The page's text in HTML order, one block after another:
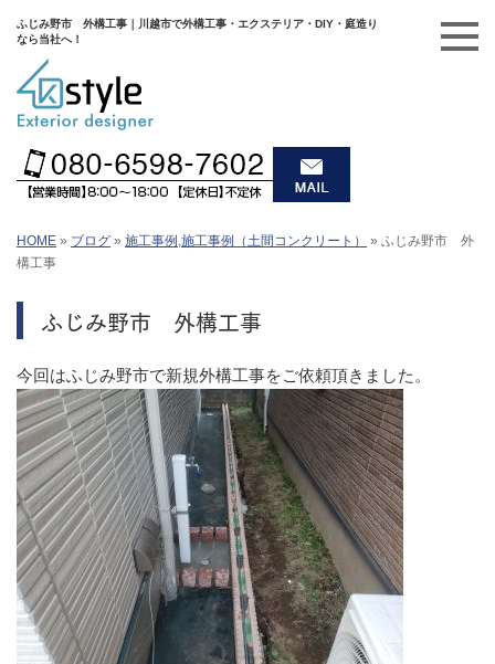
ふじみ野市 外構工事｜川越市で外構工事・エクステリア・DIY・庭造り
なら当社へ！
HOME » ブログ » 施工事例 ,施工事例（土間コンクリート） » ふじみ野市 外
構工事
ふじみ野市 外構工事
今回はふじみ野市で新規外構工事をご依頼頂きました。